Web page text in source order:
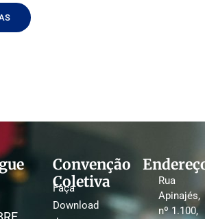
Convenção
Coletiva
Faça
Download
Rua
Apinajés,
nº 1.100,